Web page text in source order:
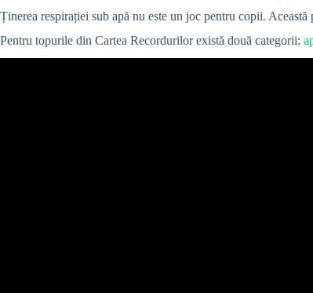
Ținerea respirației sub apă nu este un joc pentru copii. Această
Pentru topurile din Cartea Recordurilor există două categorii: